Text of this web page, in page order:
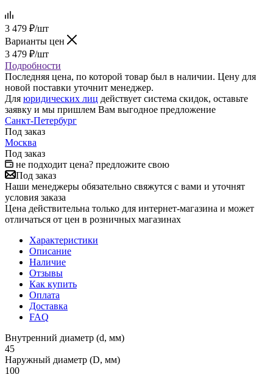
3 479 ₽/шт
Варианты цен
3 479 ₽/шт
Подробности
Последняя цена, по которой товар был в наличии. Цену для
новой поставки уточнит менеджер.
Для юридических лиц действует система скидок, оставьте
заявку и мы пришлем Вам выгодное предложение
Санкт-Петербург
Под заказ
Москва
Под заказ
не подходит цена? предложите свою
Под заказ
Наши менеджеры обязательно свяжутся с вами и уточнят
условия заказа
Цена действительна только для интернет-магазина и может
отличаться от цен в розничных магазинах
Характеристики
Описание
Наличие
Отзывы
Как купить
Оплата
Доставка
FAQ
Внутренний диаметр (d, мм)
45
Наружный диаметр (D, мм)
100